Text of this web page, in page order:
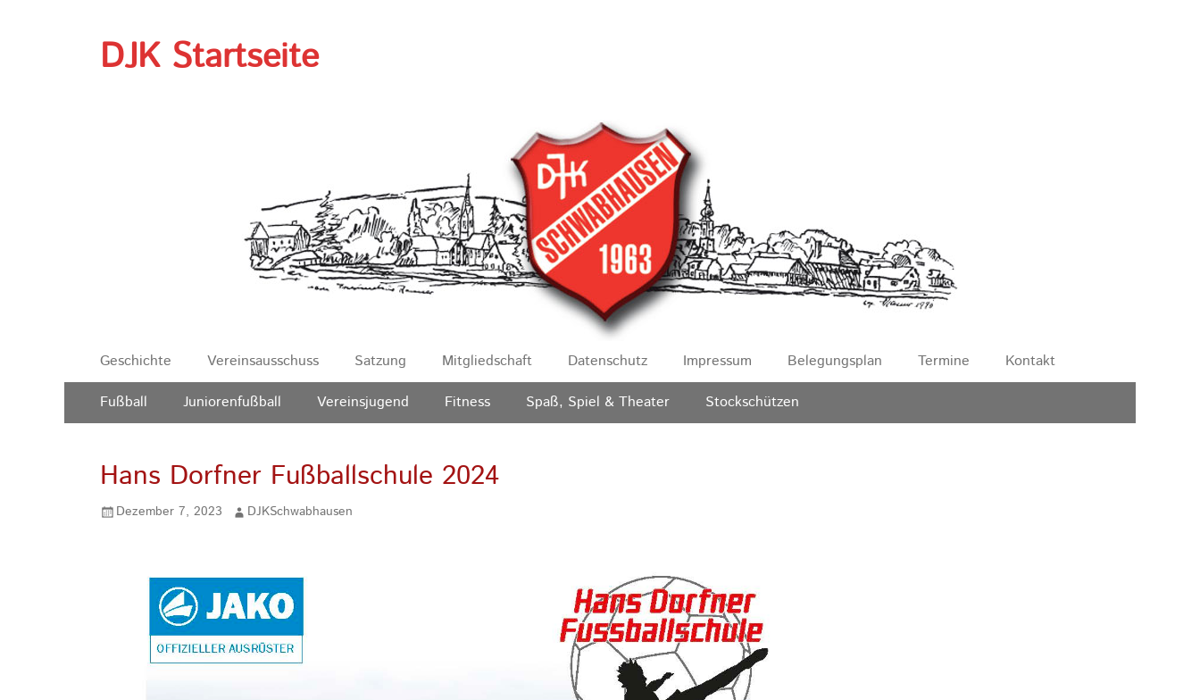
DJK Startseite
Erstes
Menü
Zum
Inhalt:
Geschichte Vereinsausschuss Satzung Mitgliedschaft Datenschutz Impressum Belegungsplan Termine Kontakt
Zweites
Menü
Zum
Inhalt:
Fußball Juniorenfußball Vereinsjugend Fitness Spaß, Spiel & Theater Stockschützen
Hans Dorfner Fußballschule 2024
Gepostet
Dezember 7, 2023 AutorDJKSchwabhausen